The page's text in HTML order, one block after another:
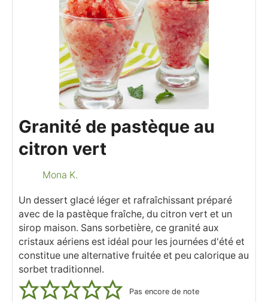
Granité de pastèque au
citron vert
Mona K.
Un dessert glacé léger et rafraîchissant préparé
avec de la pastèque fraîche, du citron vert et un
sirop maison. Sans sorbetière, ce granité aux
cristaux aériens est idéal pour les journées d'été et
constitue une alternative fruitée et peu calorique au
sorbet traditionnel.
Pas encore de note